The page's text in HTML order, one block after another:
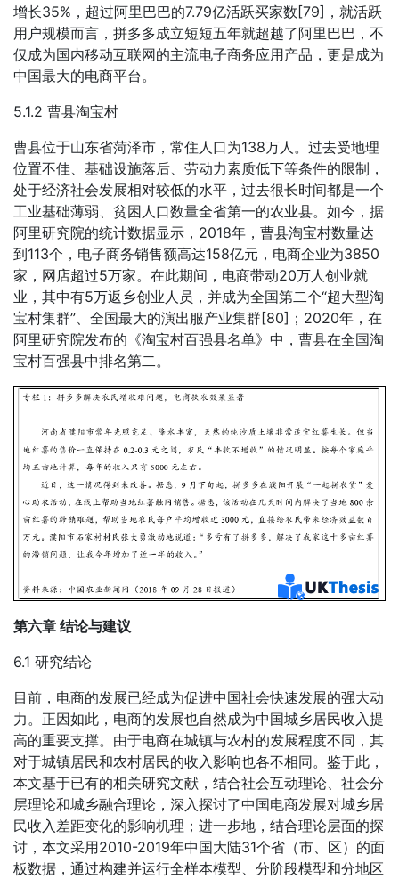
增长35%，超过阿里巴巴的7.79亿活跃买家数[79]，就活跃
用户规模而言，拼多多成立短短五年就超越了阿里巴巴，不
仅成为国内移动互联网的主流电子商务应用产品，更是成为
中国最大的电商平台。
5.1.2 曹县淘宝村
曹县位于山东省菏泽市，常住人口为138万人。过去受地理
位置不佳、基础设施落后、劳动力素质低下等条件的限制，
处于经济社会发展相对较低的水平，过去很长时间都是一个
工业基础薄弱、贫困人口数量全省第一的农业县。如今，据
阿里研究院的统计数据显示，2018年，曹县淘宝村数量达
到113个，电子商务销售额高达158亿元，电商企业为3850
家，网店超过5万家。在此期间，电商带动20万人创业就
业，其中有5万返乡创业人员，并成为全国第二个“超大型淘
宝村集群”、全国最大的演出服产业集群[80]；2020年，在
阿里研究院发布的《淘宝村百强县名单》中，曹县在全国淘
宝村百强县中排名第二。
第六章 结论与建议
6.1 研究结论
目前，电商的发展已经成为促进中国社会快速发展的强大动
力。正因如此，电商的发展也自然成为中国城乡居民收入提
高的重要支撑。由于电商在城镇与农村的发展程度不同，其
对于城镇居民和农村居民的收入影响也各不相同。鉴于此，
本文基于已有的相关研究文献，结合社会互动理论、社会分
层理论和城乡融合理论，深入探讨了中国电商发展对城乡居
民收入差距变化的影响机理；进一步地，结合理论层面的探
讨，本文采用2010-2019年中国大陆31个省（市、区）的面
板数据，通过构建并运行全样本模型、分阶段模型和分地区